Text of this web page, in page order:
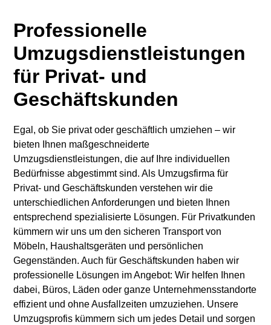
Professionelle
Umzugsdienstleistungen
für Privat- und
Geschäftskunden
Egal, ob Sie privat oder geschäftlich umziehen – wir
bieten Ihnen maßgeschneiderte
Umzugsdienstleistungen, die auf Ihre individuellen
Bedürfnisse abgestimmt sind. Als Umzugsfirma für
Privat- und Geschäftskunden verstehen wir die
unterschiedlichen Anforderungen und bieten Ihnen
entsprechend spezialisierte Lösungen. Für Privatkunden
kümmern wir uns um den sicheren Transport von
Möbeln, Haushaltsgeräten und persönlichen
Gegenständen. Auch für Geschäftskunden haben wir
professionelle Lösungen im Angebot: Wir helfen Ihnen
dabei, Büros, Läden oder ganze Unternehmensstandorte
effizient und ohne Ausfallzeiten umzuziehen. Unsere
Umzugsprofis kümmern sich um jedes Detail und sorgen